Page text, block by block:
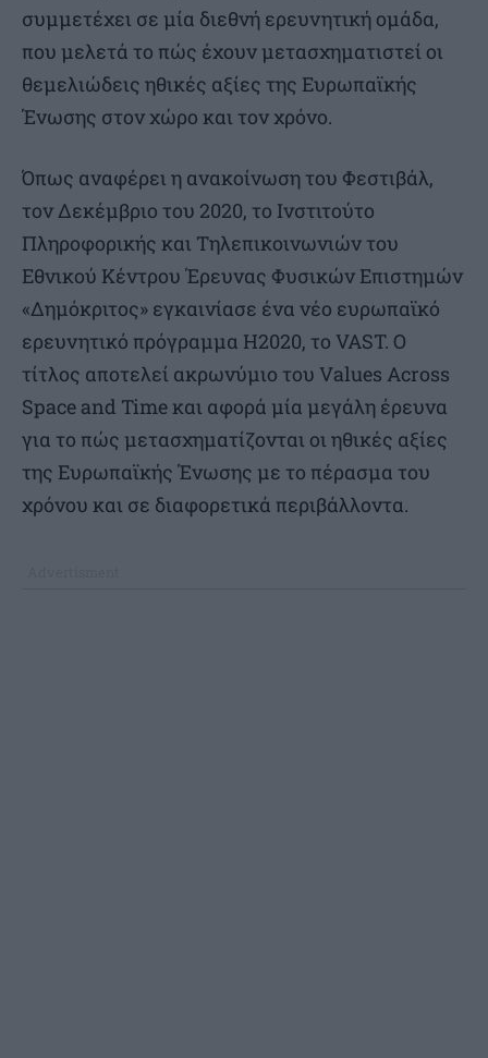
συμμετέχει σε μία διεθνή ερευνητική ομάδα,
που μελετά το πώς έχουν μετασχηματιστεί οι
θεμελιώδεις ηθικές αξίες της Ευρωπαϊκής
Ένωσης στον χώρο και τον χρόνο.
Όπως αναφέρει η ανακοίνωση του Φεστιβάλ,
τον Δεκέμβριο του 2020, το Ινστιτούτο
Πληροφορικής και Τηλεπικοινωνιών του
Εθνικού Κέντρου Έρευνας Φυσικών Επιστημών
«Δημόκριτος» εγκαινίασε ένα νέο ευρωπαϊκό
ερευνητικό πρόγραμμα H2020, το VAST. Ο
τίτλος αποτελεί ακρωνύμιο του Values Across
Space and Time και αφορά μία μεγάλη έρευνα
για το πώς μετασχηματίζονται οι ηθικές αξίες
της Ευρωπαϊκής Ένωσης με το πέρασμα του
χρόνου και σε διαφορετικά περιβάλλοντα.